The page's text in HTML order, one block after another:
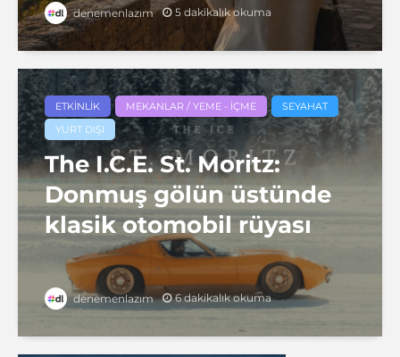
denemenlazım 5 dakikalık okuma
ETKINLIK MEKANLAR / YEME - İÇME
SEYAHAT
YURT DIŞI
The I.C.E. St. Moritz:
Donmuş gölün üstünde
klasik otomobil rüyası
denemenlazım 6 dakikalık okuma